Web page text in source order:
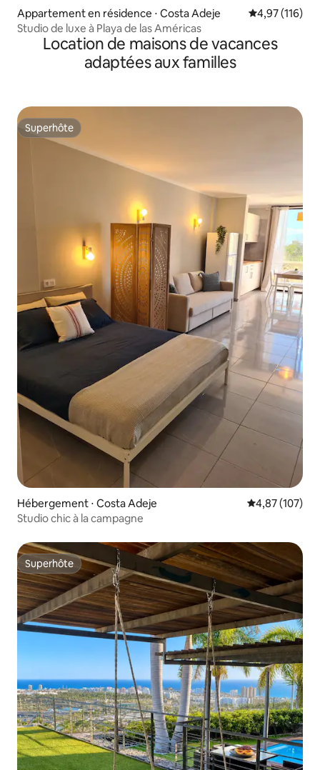
Appartement en résidence ⋅ Costa Adeje Évaluation
4,97 (116)
Studio de luxe à Playa de las Américas
Location de maisons de vacances
adaptées aux familles
Superhôte
Superhôte
Hébergement ⋅ Costa Adeje Évaluation
4,87 (107)
Studio chic à la campagne
Superhôte
Superhôte